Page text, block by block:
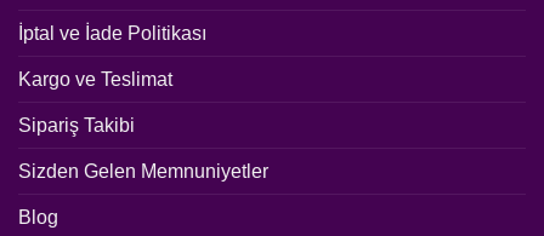
İptal ve İade Politikası
Kargo ve Teslimat
Sipariş Takibi
Sizden Gelen Memnuniyetler
Blog